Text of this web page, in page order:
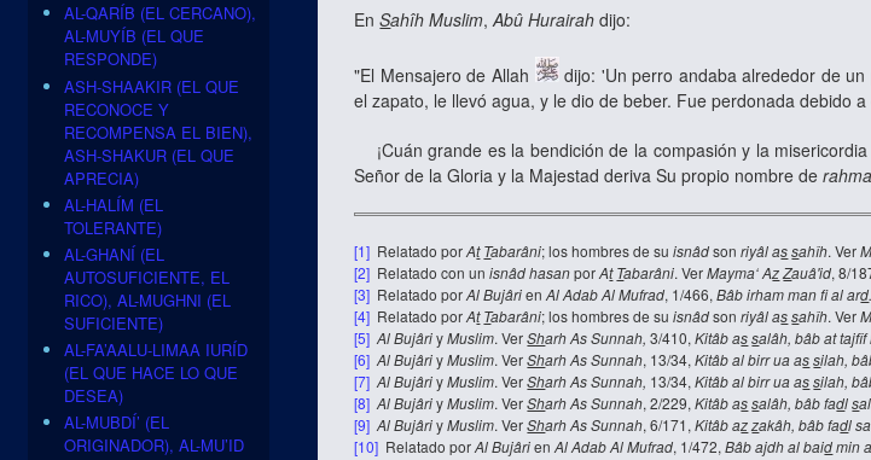
EnSahîh Muslim,Abû Hurairah dijo:
"El Mensajero de Allah
dijo: 'Un perro andaba alrededor de
el zapato, le llevó agua, y le dio de beber. Fue perdonada debido a
¡Cuán grande es la bendición de la compasión y la
Señor de la Gloria y la Majestad deriva Su propio nombre de
[1] Relatado porAt Tabarâni; los hombres de suisnâdsonriyâl as sahîh. Ver
[2] Relatado con unisnâd hasanporAt Tabarâni. VerMayma‘ Az Zauâ'id, 8/
[3] Relatado porAl BujârienAl Adab Al Mufrad, 1/466,Bâb irham man fi al ard.
[4] Relatado porAt Tabarâni; los hombres de suisnâdsonriyâl as sahîh. Ver
[5] Al BujâriyMuslim.VerSharh As Sunnah, 3/410,Kitâb as salâh, bâb at
[6] Al BujâriyMuslim. VerSharh As Sunnah, 13/34,Kitâb al birr ua as silah,
[7] Al BujâriyMuslim. VerSharh As Sunnah, 13/34,Kitâb al birr ua as silah,
[8] Al BujâriyMuslim. VerSharh As Sunnah, 2/229,Kitâb as salâh, bâb fadls
[9] Al BujâriyMuslim. VerSharh As Sunnah, 6/171,Kitâb az zakâh, bâb fadl
[10] Relatado porAl BujârienAl Adab Al Mufrad, 1/472,Bâb ajdh al baidmin
AL-QARÍB (EL CERCANO),
AL-MUYÍB (EL QUE
RESPONDE)
ASH-SHAAKIR (EL QUE
RECONOCE Y
RECOMPENSA EL BIEN),
ASH-SHAKUR (EL QUE
APRECIA)
AL-HALÍM (EL
TOLERANTE)
AL-GHANÍ (EL
AUTOSUFICIENTE, EL
RICO), AL-MUGHNI (EL
SUFICIENTE)
AL-FA’AALU-LIMAA IURÍD
(EL QUE HACE LO QUE
DESEA)
AL-MUBDÍ’ (EL
ORIGINADOR), AL-MU’ID